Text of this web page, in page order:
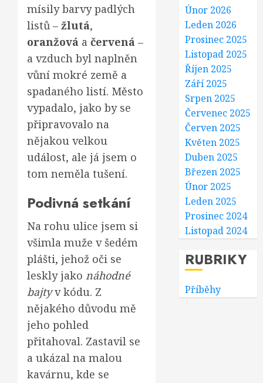
mísily barvy padlých
listů – žlutá,
oranžová a červená –
a vzduch byl naplněn
vůní mokré země a
spadaného listí. Město
vypadalo, jako by se
připravovalo na
nějakou velkou
událost, ale já jsem o
tom neměla tušení.
Podivná setkání
Na rohu ulice jsem si
všimla muže v šedém
plášti, jehož oči se
leskly jako náhodné
bajtyv kódu. Z
nějakého důvodu mě
jeho pohled
přitahoval. Zastavil se
a ukázal na malou
kavárnu, kde se
Únor 2026
Leden 2026
Prosinec 2025
Listopad 2025
Říjen 2025
Září 2025
Srpen 2025
Červenec 2025
Červen 2025
Květen 2025
Duben 2025
Březen 2025
Únor 2025
Leden 2025
Prosinec 2024
Listopad 2024
RUBRIKY
Příběhy